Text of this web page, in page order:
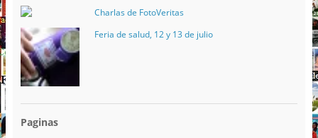
Charlas de FotoVeritas
Feria de salud, 12 y 13 de julio
Paginas